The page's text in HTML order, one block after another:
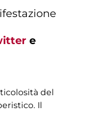
e
del
Il